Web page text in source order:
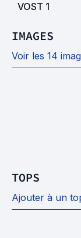
VOST 1
IMAGES
Voir les 14
TOPS
Ajouter à un